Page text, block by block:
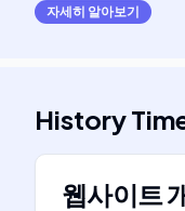
자세히 알아보기
History
웹사이트